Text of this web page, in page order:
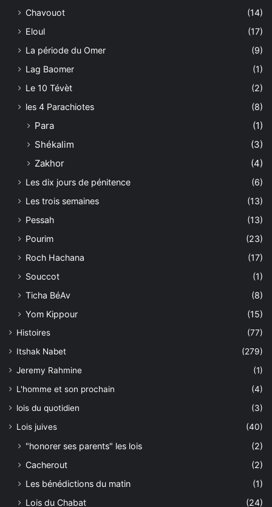
Chavouot
(14)
Eloul
(17)
La période du Omer
(9)
Lag Baomer
(1)
Le 10 Tévèt
(2)
les 4 Parachiotes
(8)
Para
(1)
Shékalim
(3)
Zakhor
(4)
Les dix jours de pénitence
(6)
Les trois semaines
(13)
Pessah
(13)
Pourim
(23)
Roch Hachana
(17)
Souccot
(1)
Ticha BéAv
(8)
Yom Kippour
(15)
Histoires
(77)
Itshak Nabet
(279)
Jeremy Rahmine
(1)
L'homme et son prochain
(4)
lois du quotidien
(3)
Lois juives
(40)
"honorer ses parents" les lois
(2)
Cacherout
(2)
Les bénédictions du matin
(1)
Lois du Chabat
(24)